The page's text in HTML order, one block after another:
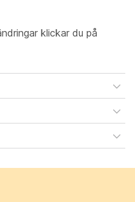
klickar du på